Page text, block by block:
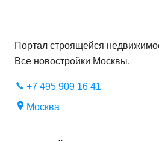
Портал строящейся
Все новостройки Москвы.
+7 495 909 16 41
Москва